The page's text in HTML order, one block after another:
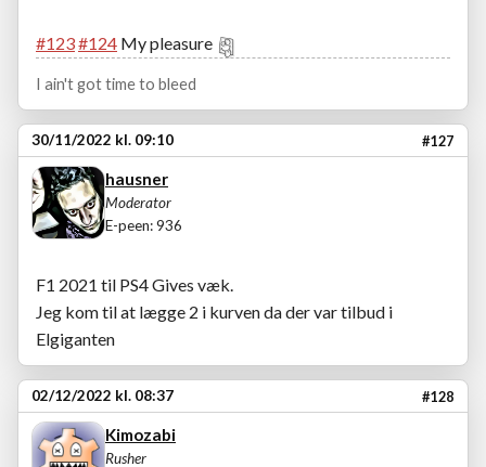
#123#124 My pleasure
I ain't got time to bleed
30/11/2022 kl. 09:10 #127
hausner
Moderator
E-peen: 936
F1 2021 til PS4 Gives væk.
Jeg kom til at lægge 2 i kurven da der var tilbud i
Elgiganten
02/12/2022 kl. 08:37 #128
Kimozabi
Rusher